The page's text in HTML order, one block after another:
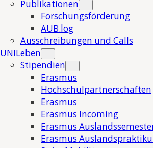
Publikationen
Forschungsförderung
AUB.log
Ausschreibungen und Calls
UNILeben
Stipendien
Erasmus
Hochschulpartnerschaften
Erasmus
Erasmus Incoming
Erasmus
Erasmus